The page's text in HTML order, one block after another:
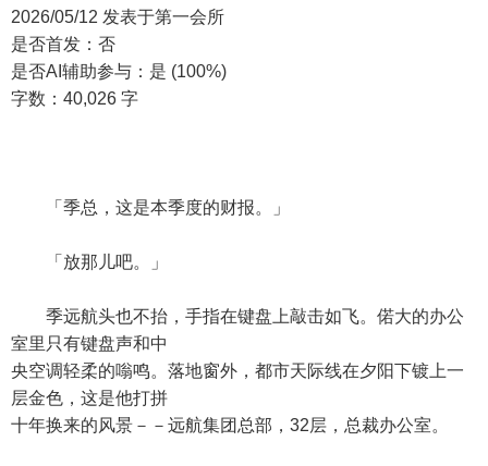
2026/05/12 发表于第一会所
是否首发：否
是否AI辅助参与：是 (100%)
字数：40,026 字
「季总，这是本季度的财报。」
「放那儿吧。」
季远航头也不抬，手指在键盘上敲击如飞。偌大的办公
室里只有键盘声和中
央空调轻柔的嗡鸣。落地窗外，都市天际线在夕阳下镀上一
层金色，这是他打拼
十年换来的风景－－远航集团总部，32层，总裁办公室。